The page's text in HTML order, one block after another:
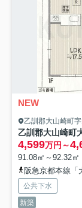
NEW
乙訓郡大山崎町
乙訓郡大山崎
4,599万円～
91.08㎡～92.32
阪急京都本線「
公共下水
新築